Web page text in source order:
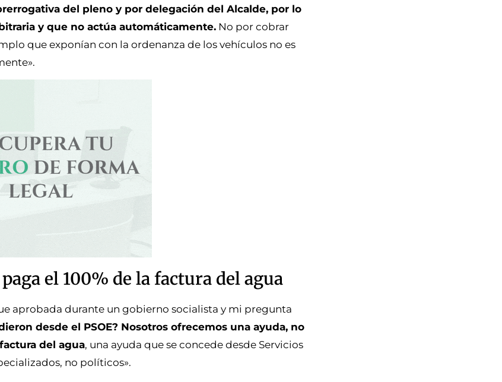
del pleno y por delegación del Alcalde, por lo
y que no actúa automáticamente. No por cobrar
que exponían con la ordenanza de los vehículos no es
el 100% de la factura del agua
aprobada durante un gobierno socialista y mi pregunta
desde el PSOE? Nosotros ofrecemos una ayuda, no
del agua, una ayuda que se concede desde Servicios
no políticos».